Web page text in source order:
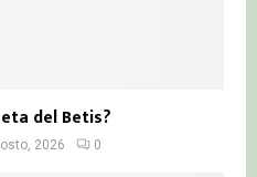
del Betis?
2026 0